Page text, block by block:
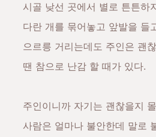
시골 낮선 곳에서 별로 튼튼하
다란 개를 묶어놓고 앞발을 들
으르릉 거리는데도 주인은 괜
땐 참으로 난감 할 때가 있다.
주인이니까 자기는 괜찮을지
사람은 얼마나 불안한데 말로